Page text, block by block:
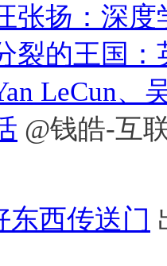
张扬：深度
裂的王国：
LeCun、
@钱皓-互
东西传送门